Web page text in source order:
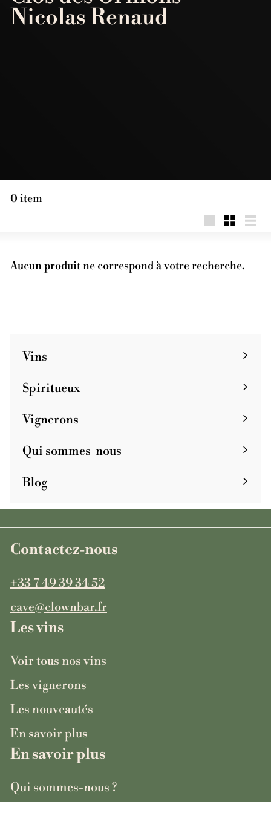
Nicolas Renaud
0 item
Aucun produit ne correspond à votre recherche.
Vins
Spiritueux
Vignerons
Qui sommes-nous
Blog
Contactez-nous
+33 7 49 39 34 52
cave@clownbar.fr
Les vins
Voir tous nos vins
Les vignerons
Les nouveautés
En savoir plus
En savoir plus
Qui sommes-nous ?